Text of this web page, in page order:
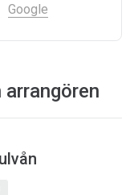
Google